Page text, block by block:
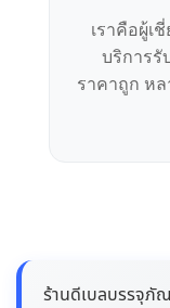
เราคือผู้เ
บริการรั
ราคาถูก ห
ร้านดีเบลบรรจุภั